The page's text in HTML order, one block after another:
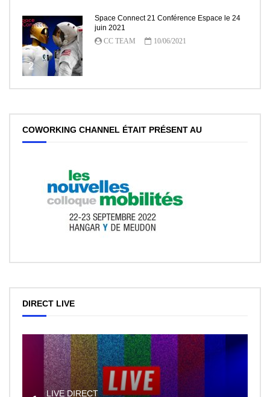
2
Space Connect 21 Conférence Espace le 24
juin 2021
CC TEAM
10/06/2021
COWORKING CHANNEL ÉTAIT PRÉSENT AU
DIRECT LIVE
LIVE DIRECT